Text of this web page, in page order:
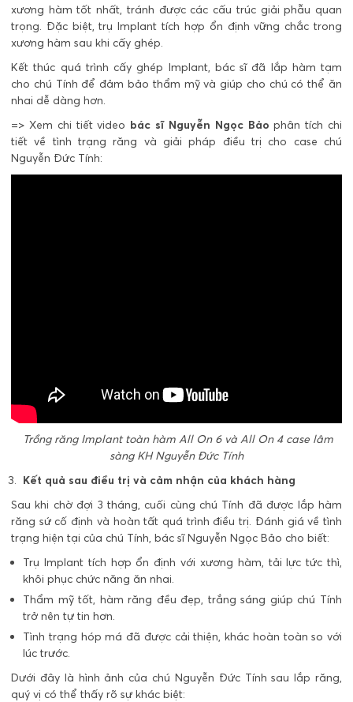
xương hàm tốt nhất, tránh được các cấu trúc giải phẫu quan
trọng. Đặc biệt, trụ Implant tích hợp ổn định vững chắc trong
xương hàm sau khi cấy ghép.
Kết thúc quá trình cấy ghép Implant, bác sĩ đã lắp hàm tạm
cho chú Tính để đảm bảo thẩm mỹ và giúp cho chú có thể ăn
nhai dễ dàng hơn.
=> Xem chi tiết video bác sĩ Nguyễn Ngọc Bảo phân tích chi
tiết về tình trạng răng và giải pháp điều trị cho case chú
Nguyễn Đức Tính:
Trồng răng Implant toàn hàm All On 6 và All On 4 case lâm
sàng KH Nguyễn Đức Tính
Kết quả sau điều trị và cảm nhận của khách hàng
Sau khi chờ đợi 3 tháng, cuối cùng chú Tính đã được lắp hàm
răng sứ cố định và hoàn tất quá trình điều trị. Đánh giá về tình
trạng hiện tại của chú Tính, bác sĩ Nguyễn Ngọc Bảo cho biết:
Trụ Implant tích hợp ổn định với xương hàm, tải lực tức thì,
khôi phục chức năng ăn nhai.
Thẩm mỹ tốt, hàm răng đều đẹp, trắng sáng giúp chú Tính
trở nên tự tin hơn.
Tình trạng hóp má đã được cải thiện, khác hoàn toàn so với
lúc trước.
Dưới đây là hình ảnh của chú Nguyễn Đức Tính sau lắp răng,
quý vị có thể thấy rõ sự khác biệt: